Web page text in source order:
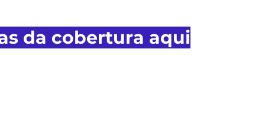
da cobertura aqui